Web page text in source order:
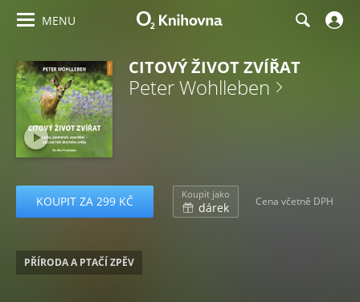
MENU
CITOVÝ ŽIVOT ZVÍŘAT
Peter Wohlleben
KOUPIT ZA 299 KČ Koupit jako
dárek Cena včetně DPH
PŘÍRODA A PTAČÍ ZPĚV